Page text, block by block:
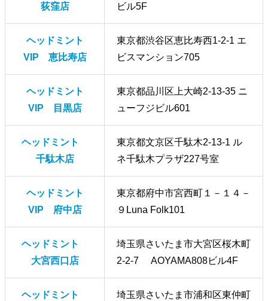
荻窪店
ビル5F
ヘッドミント
VIP 恵比寿店
東京都渋谷区恵比寿西1-2-1 エ
ビスマンション705
ヘッドミント
VIP 目黒店
東京都品川区上大崎2-13-35 ニ
ューフジビル601
ヘッドミント
千駄木店
東京都文京区千駄木2-13-1 ル
ネ千駄木プラザ227号室
ヘッドミント
VIP 府中店
東京都府中市宮西町１－１４－
９Luna Folk101
ヘッドミント
大宮西口店
埼玉県さいたま市大宮区桜木町
2-2-7 AOYAMA808ビル4F
ヘッドミント
埼玉県さいたま市浦和区東仲町